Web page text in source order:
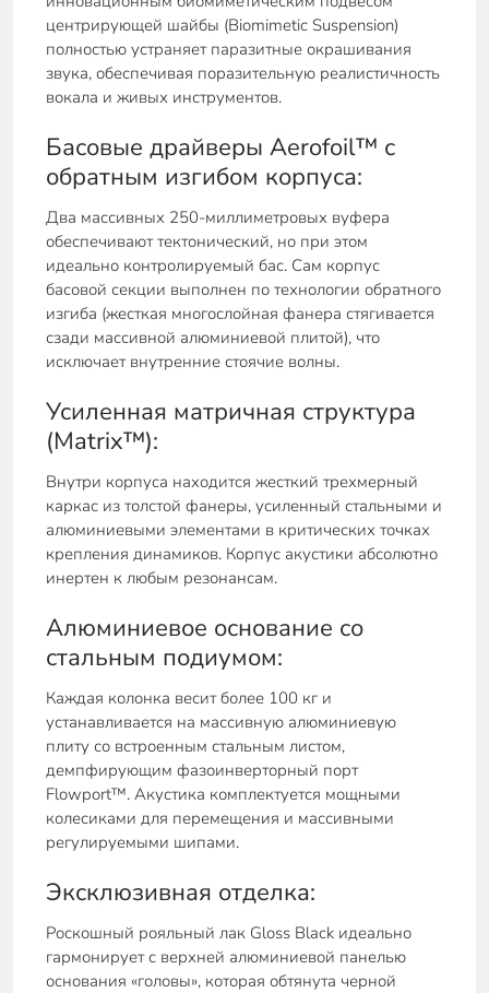
центрирующей шайбы (Biomimetic Suspension)
полностью устраняет паразитные окрашивания
звука, обеспечивая поразительную реалистичность
вокала и живых инструментов.
Басовые драйверы Aerofoil™ с
обратным изгибом корпуса:
Два массивных 250-миллиметровых вуфера
обеспечивают тектонический, но при этом
идеально контролируемый бас. Сам корпус
басовой секции выполнен по технологии обратного
изгиба (жесткая многослойная фанера стягивается
сзади массивной алюминиевой плитой), что
исключает внутренние стоячие волны.
Усиленная матричная структура
(Matrix™):
Внутри корпуса находится жесткий трехмерный
каркас из толстой фанеры, усиленный стальными и
алюминиевыми элементами в критических точках
крепления динамиков. Корпус акустики абсолютно
инертен к любым резонансам.
Алюминиевое основание со
стальным подиумом:
Каждая колонка весит более 100 кг и
устанавливается на массивную алюминиевую
плиту со встроенным стальным листом,
демпфирующим фазоинверторный порт
Flowport™. Акустика комплектуется мощными
колесиками для перемещения и массивными
регулируемыми шипами.
Эксклюзивная отделка:
Роскошный рояльный лак Gloss Black идеально
гармонирует с верхней алюминиевой панелью
основания «головы», которая обтянута черной